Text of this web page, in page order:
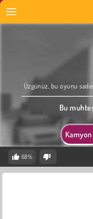
Üzgünüz, bu oyunu
Bu
68%